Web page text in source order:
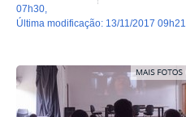
07h30
última modificação: 13/11/2017 09h21